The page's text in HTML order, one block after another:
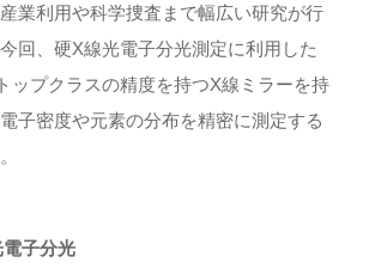
業利用や科学捜査まで幅広い研究が行
回、硬X線光電子分光測定に利用した
ップクラスの精度を持つX線ミラーを持
子密度や元素の分布を精密に測定する
電子分光